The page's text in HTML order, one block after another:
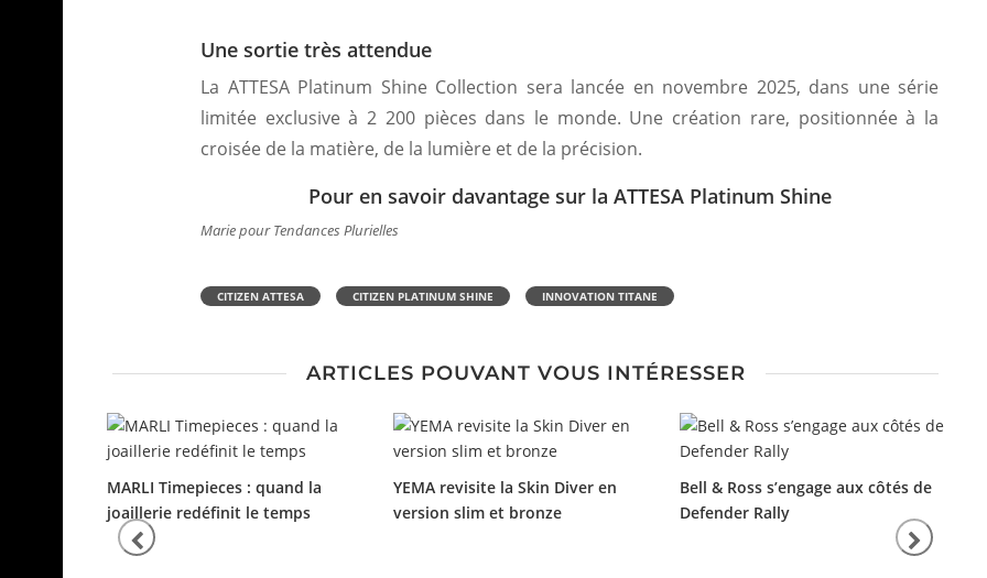
Une sortie très attendue
La ATTESA Platinum Shine Collection sera lancée en novembre 2025, dans une série
limitée exclusive à 2 200 pièces dans le monde. Une création rare, positionnée à la
croisée de la matière, de la lumière et de la précision.
Pour en savoir davantage sur la ATTESA Platinum Shine
Marie pour Tendances Plurielles
CITIZEN ATTESA CITIZEN PLATINUM SHINE INNOVATION TITANE
ARTICLES POUVANT VOUS INTÉRESSER
MARLI Timepieces : quand la
joaillerie redéfinit le temps
YEMA revisite la Skin Diver en
version slim et bronze
Bell & Ross s’engage aux côtés de
Defender Rally